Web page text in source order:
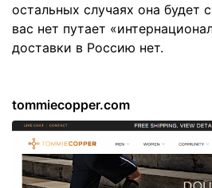
остальных случаях она будет
вас нет путает
доставки в Россию нет.
tommiecopper.com